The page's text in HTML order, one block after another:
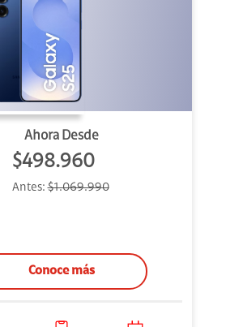
Ahora Desde
$498.960
Antes:$1.069.990
Conoce más